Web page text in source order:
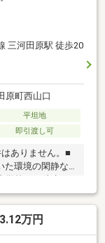
三河田原駅 徒歩20
原町西山口
平坦地
即引渡し可
ありません。■
た環境の閑静な
校まで徒歩9
万円